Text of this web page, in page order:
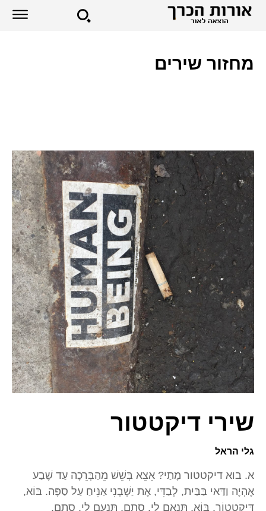
מחזור שירים
שירי דיקטטור
גלי הראל
א. בוא דיקטטור מָתַי? אֵצֵא בְּשֵׁשׁ מֵהַבְּרֵכָה עַד שֶׁבַע
אֶהְיֶה וַדַּאי בַּבַּיִת, לְבַדִּי, אֶת יַשְׁבָנִי אַנִּיחַ עַל סַפָּה. בּוֹא,
דִּיקְטָטוֹר. בּוֹא, תִּנְאַם לִי. סְתָם, תִּנְעַם לִי. סְתָם,